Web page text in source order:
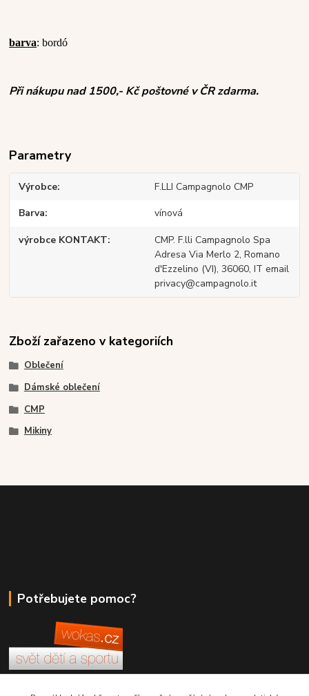
barva: bordó
Při nákupu nad 1500,- Kč poštovné v ČR zdarma.
Parametry
Výrobce F.LLI Campagnolo CMP
Barva vínová
výrobce KONTAKT
CMP. F.lli Campagnolo Spa
Adresa Via Merlo 2, Romano
d'Ezzelino (VI), 36060, IT email
privacy@campagnolo.it
Zboží zařazeno v kategoriích
Oblečení
Dámské oblečení
CMP
Mikiny
Potřebujete pomoc?